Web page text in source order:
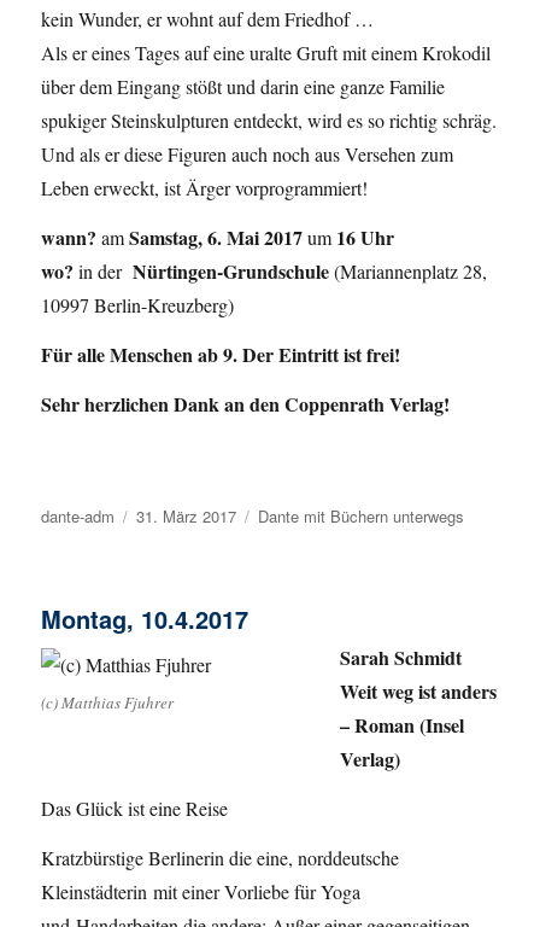
kein Wunder, er wohnt auf dem Friedhof …
Als er eines Tages auf eine uralte Gruft mit einem Krokodil
über dem Eingang stößt und darin eine ganze Familie
spukiger Steinskulpturen entdeckt, wird es so richtig schräg.
Und als er diese Figuren auch noch aus Versehen zum
Leben erweckt, ist Ärger vorprogrammiert!
wann? amSamstag, 6. Mai 2017um 16 Uhr
wo?in derNürtingen-Grundschule(Mariannenplatz 28,
10997 Berlin-Kreuzberg)
Für alle Menschen ab 9. Der Eintritt ist frei!
Sehr herzlichen Dank an den Coppenrath Verlag!
Autor
dante-adm
Veröffentlicht
31. März 2017 Kategorien
Dante mit Büchern unterwegs
Montag, 10.4.2017
(c) Matthias Fjuhrer
Sarah Schmidt
Weit weg ist anders
– Roman (Insel
Verlag)
Das Glück ist eine Reise
Kratzbürstige Berlinerin die eine, norddeutsche
Kleinstädterin mit einer Vorliebe für Yoga